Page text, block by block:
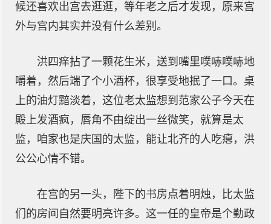
候还喜欢出宫去逛逛，等年老之后才发现，原来宫
外与宫内其实并没有什么差别。
洪四痒拈了一颗花生米，送到嘴里噗哧噗哧地
嚼着，然后端了个小酒杯，很享受地抿了一口。桌
上的油灯黯淡着，这位老太监想到范家公子今天在
殿上发酒疯，唇角不由绽出一丝微笑，就算是太
监，咱家也是庆国的太监，能让北齐的人吃瘪，洪
公公心情不错。
在宫的另一头，陛下的书房点着明烛，比太监
们的房间自然要明亮许多。这一任的皇帝是个勤政